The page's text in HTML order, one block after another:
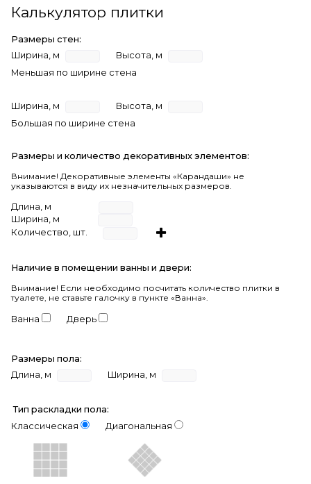
Калькулятор плитки
Размеры стен:
Ширина, м
Высота, м
Меньшая по ширине стена
Ширина, м
Высота, м
Большая по ширине стена
Размеры и количество декоративных элементов:
Внимание! Декоративные элементы «Карандаши» не
указываются в виду их незначительных размеров.
Длина, м
Ширина, м
Количество, шт.
Наличие в помещении ванны и двери:
Внимание! Если необходимо посчитать количество плитки в
туалете, не ставьте галочку в пункте «Ванна».
Ванна Дверь
Размеры пола:
Длина, м
Ширина, м
Тип раскладки пола:
Классическая
Диагональная